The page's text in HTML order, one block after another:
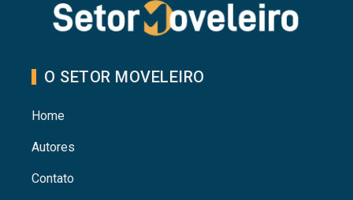
O SETOR MOVELEIRO
Home
Autores
Contato